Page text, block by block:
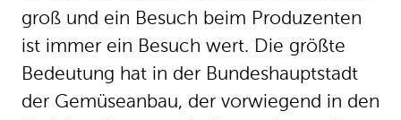
groß und ein Besuch beim Produzenten
ist immer ein Besuch wert. Die größte
Bedeutung hat in der Bundeshauptstadt
der Gemüseanbau, der vorwiegend in den